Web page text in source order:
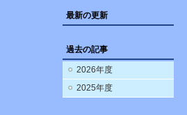
最新の更新
過去の記事
2026年度
2025年度